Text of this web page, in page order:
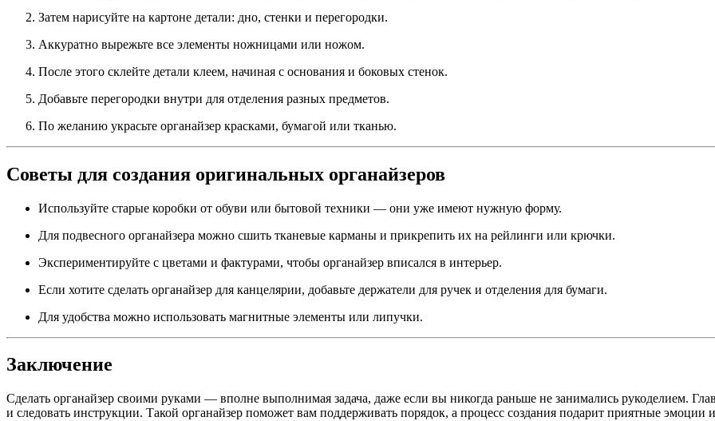
Затем нарисуйте на картоне детали: дно, стенки и перегородки.
Аккуратно вырежьте все элементы ножницами или ножом.
После этого склейте детали клеем, начиная с основания и боковых стенок.
Добавьте перегородки внутри для отделения разных предметов.
По желанию украсьте органайзер красками, бумагой или тканью.
Советы для создания оригинальных органайзеров
Используйте старые коробки от обуви или бытовой техники — они уже имеют нужную форму.
Для подвесного органайзера можно сшить тканевые карманы и прикрепить их на рейлинги или крючки.
Экспериментируйте с цветами и фактурами, чтобы органайзер вписался в интерьер.
Если хотите сделать органайзер для канцелярии, добавьте держатели для ручек и отделения для бумаги.
Для удобства можно использовать магнитные элементы или липучки.
Заключение
Сделать органайзер своими руками — вполне выполнимая задача, даже если вы никогда раньше не занимались рукоделием.
и следовать инструкции. Такой органайзер поможет вам поддерживать порядок, а процесс создания подарит приятные эмоции